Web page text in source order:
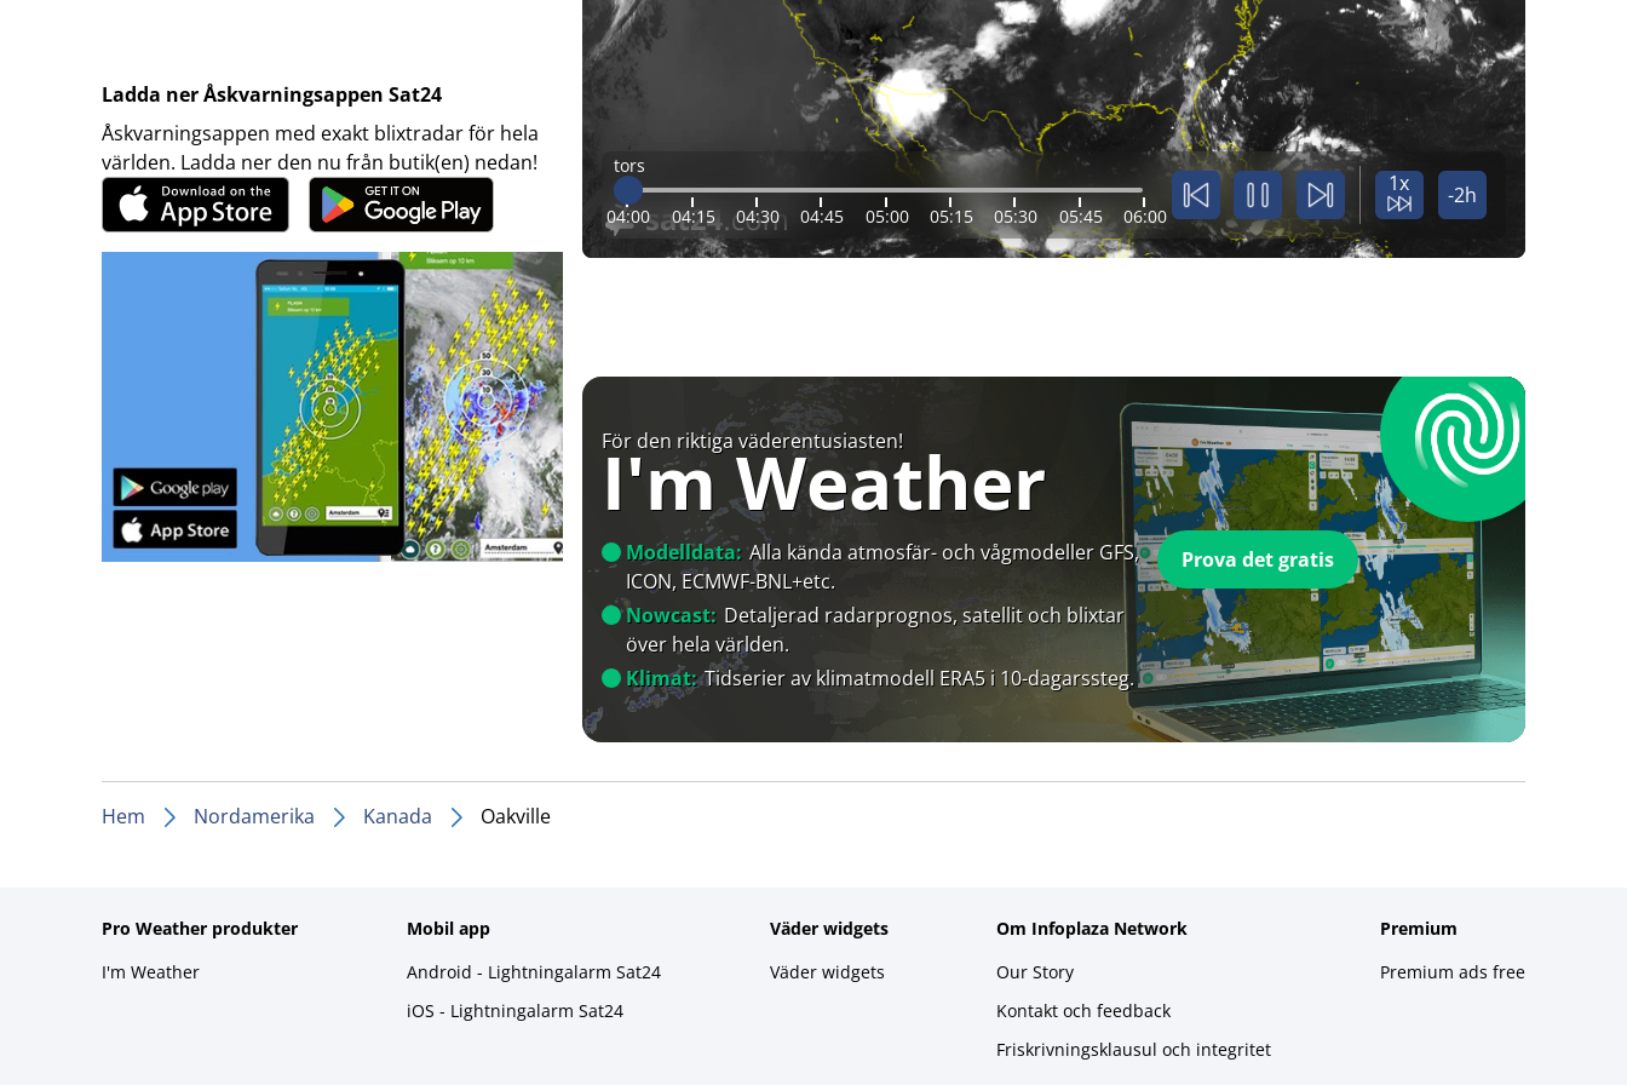
Ladda ner Åskvarningsappen Sat24
Åskvarningsappen med exakt blixtradar för hela
världen. Ladda ner den nu från butik(en) nedan!
tors
04:00 04:15 04:30 04:45 05:00 05:15 05:30 05:45 06:00
1x -2h
För den riktiga väderentusiasten!
I'm Weather
Modelldata: Alla kända atmosfär- och vågmodeller GFS,
ICON, ECMWF-BNL+etc.
Nowcast: Detaljerad radarprognos, satellit och blixtar
över hela världen.
Klimat: Tidserier av klimatmodell ERA5 i 10-dagarssteg.
Prova det gratis
Hem Nordamerika Kanada Oakville
Pro Weather produkter
I'm Weather
Mobil app
Android - Lightningalarm Sat24
iOS - Lightningalarm Sat24
Väder widgets
Väder widgets
Om Infoplaza Network
Our Story
Kontakt och feedback
Friskrivningsklausul och integritet
Premium
Premium ads free